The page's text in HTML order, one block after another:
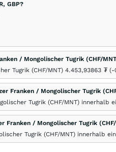
GBP?
/ Mongolischer Tugrik (CHF/
Tugrik (CHF/MNT) 4.453,93863 ₮ (-
Franken / Mongolischer Tugrik
Tugrik (CHF/MNT) innerhalb
Franken / Mongolischer Tugrik
Tugrik (CHF/MNT) innerhalb